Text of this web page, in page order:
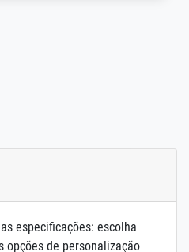
especificações: escolha
opções de personalização